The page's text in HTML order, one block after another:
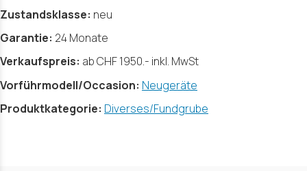
Zustandsklasse: neu
Garantie: 24 Monate
Verkaufspreis: ab CHF 1950.- inkl. MwSt
Vorführmodell/Occasion: Neugeräte
Produktkategorie: Diverses/Fundgrube